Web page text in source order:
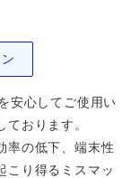
安心してご使用い
おります。
率の低下、端末性
こり得るミスマッ